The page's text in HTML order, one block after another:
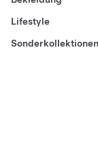
Lifestyle
Sonderkollektionen